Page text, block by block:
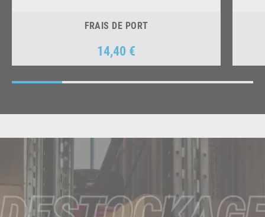
FRAIS DE PORT
Prix
14,40 €